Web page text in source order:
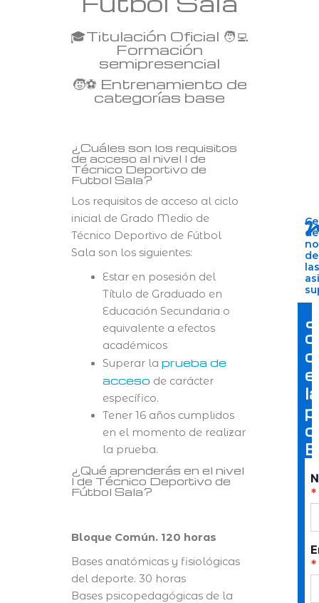
🎓Titulación Oficial 🧑‍💻
Formación
semipresencial
🧒⚽ Entrenamiento de
categorías base
¿Cuáles son los requisitos
de acceso al nivel I de
Técnico Deportivo de
Futbol Sala?
Los requisitos de acceso al ciclo
inicial de Grado Medio de
Técnico Deportivo de Fútbol
Sala son los siguientes:
Estar en posesión del
Título de Graduado en
Educación Secundaria o
equivalente a efectos
académicos
Superar la prueba de
acceso de carácter
específico.
Tener 16 años cumplidos
en el momento de realizar
la prueba.
¿Qué aprenderás en el nivel
I de Técnico Deportivo de
Fútbol Sala?
Bloque Común. 120 horas
Bases anatómicas y fisiológicas
del deporte. 30 horas
Bases psicopedagógicas de la
de
de
las
la